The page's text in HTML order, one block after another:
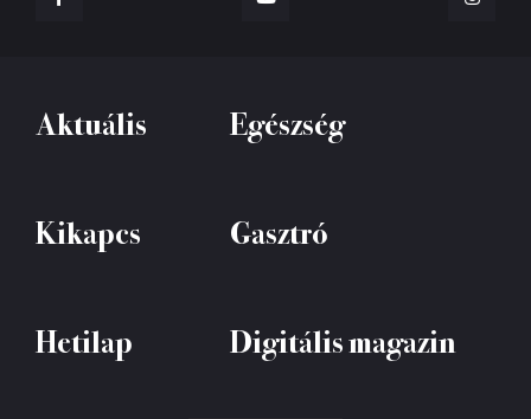
Aktuális Egészség
Kikapcs Gasztró
Hetilap Digitális magazin